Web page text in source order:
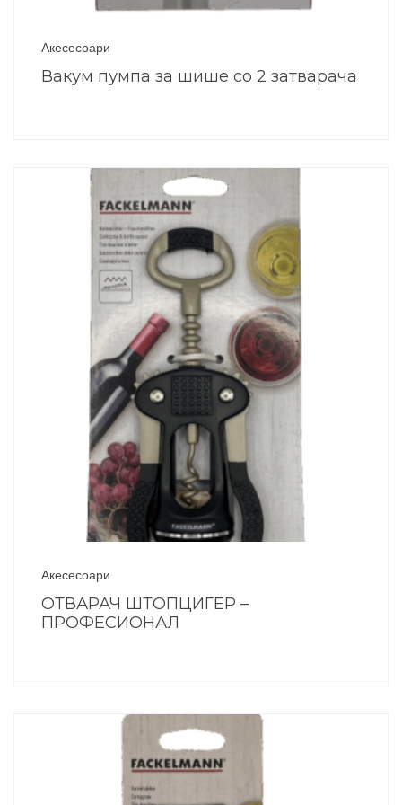
Акесесоари
Вакум пумпа за шише со 2 затварача
Акесесоари
ОТВАРАЧ ШТОПЦИГЕР –
ПРОФЕСИОНАЛ